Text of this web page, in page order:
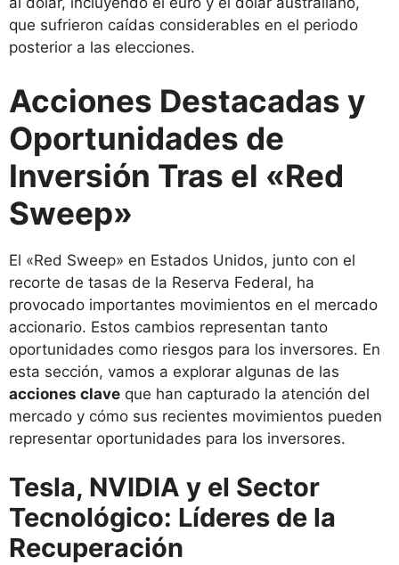
que sufrieron caídas considerables en el periodo
posterior a las elecciones.
Acciones Destacadas y
Oportunidades de
Inversión Tras el «Red
Sweep»
El «Red Sweep» en Estados Unidos, junto con el
recorte de tasas de la Reserva Federal, ha
provocado importantes movimientos en el mercado
accionario. Estos cambios representan tanto
oportunidades como riesgos para los inversores. En
esta sección, vamos a explorar algunas de las
acciones clave que han capturado la atención del
mercado y cómo sus recientes movimientos pueden
representar oportunidades para los inversores.
Tesla, NVIDIA y el Sector
Tecnológico: Líderes de la
Recuperación